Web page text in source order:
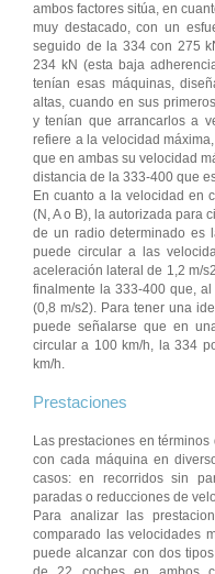
ambos factores sitúa, en
muy destacado, con un
seguido de la 334 con 275
234 kN (esta baja
tenían esas máquinas,
altas, cuando en sus
y tenían que arrancarlos a
refiere a la velocidad
que en ambas su velocidad
distancia de la 333-400 que
En cuanto a la velocidad en
(N, A o B), la autorizada para
de un radio determinado es
puede circular a las
aceleración lateral de 1,2 m/
finalmente la 333-400 que,
(0,8 m/s2). Para tener una
puede señalarse que en
circular a 100 km/h, la 334
km/h.
Prestaciones
Las prestaciones en
con cada máquina en
casos: en recorridos sin
paradas o reducciones de
Para analizar las
comparado las velocidades
puede alcanzar con dos